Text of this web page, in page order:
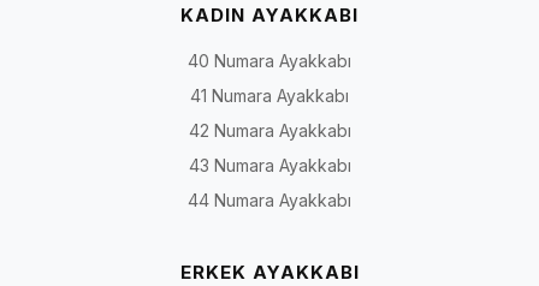
KADIN AYAKKABI
40 Numara Ayakkabı
41 Numara Ayakkabı
42 Numara Ayakkabı
43 Numara Ayakkabı
44 Numara Ayakkabı
ERKEK AYAKKABI